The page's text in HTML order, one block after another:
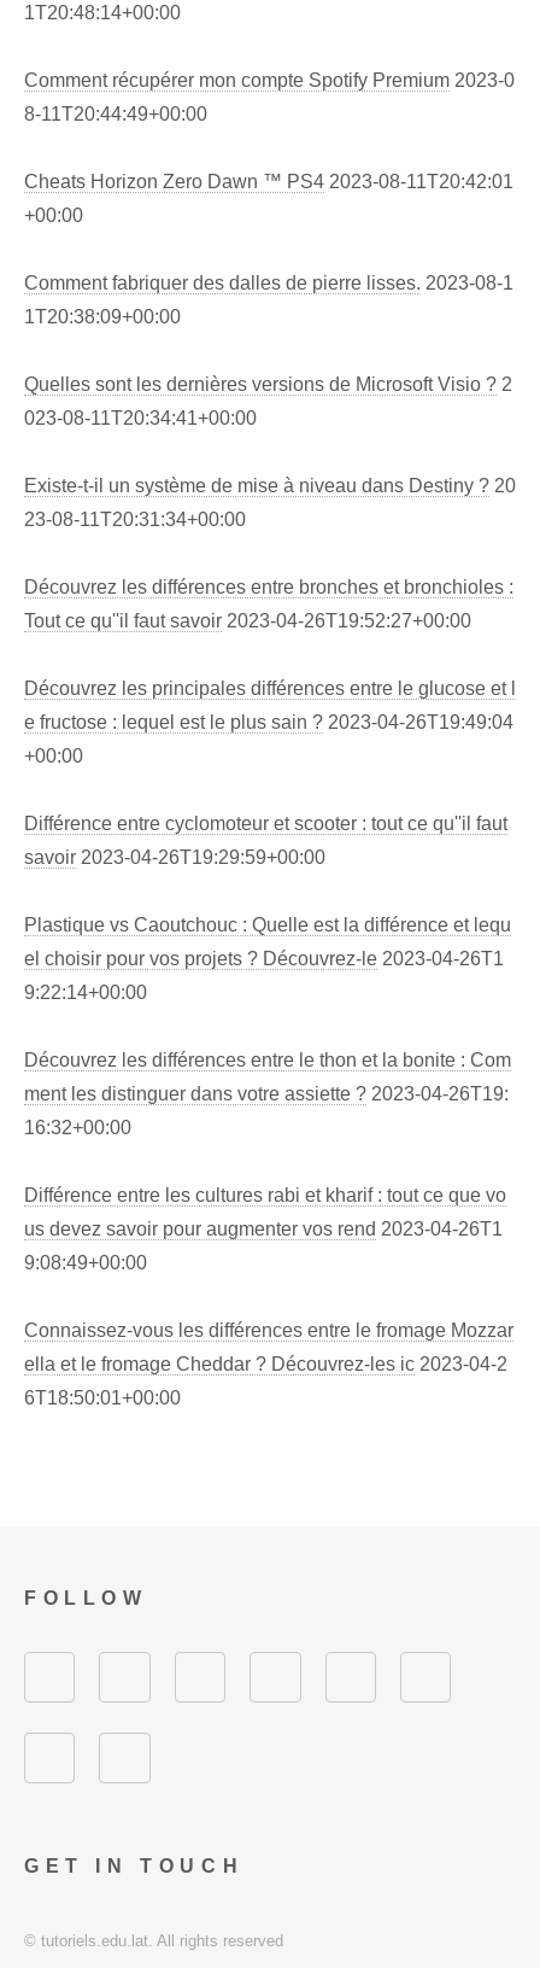
1T20:48:14+00:00
Comment récupérer mon compte Spotify Premium 2023-0
8-11T20:44:49+00:00
Cheats Horizon Zero Dawn ™ PS4 2023-08-11T20:42:01
+00:00
Comment fabriquer des dalles de pierre lisses. 2023-08-1
1T20:38:09+00:00
Quelles sont les dernières versions de Microsoft Visio ? 2
023-08-11T20:34:41+00:00
Existe-t-il un système de mise à niveau dans Destiny ? 20
23-08-11T20:31:34+00:00
Découvrez les différences entre bronches et bronchioles :
Tout ce qu''il faut savoir 2023-04-26T19:52:27+00:00
Découvrez les principales différences entre le glucose et l
e fructose : lequel est le plus sain ? 2023-04-26T19:49:04
+00:00
Différence entre cyclomoteur et scooter : tout ce qu''il faut
savoir 2023-04-26T19:29:59+00:00
Plastique vs Caoutchouc : Quelle est la différence et lequ
el choisir pour vos projets ? Découvrez-le 2023-04-26T1
9:22:14+00:00
Découvrez les différences entre le thon et la bonite : Com
ment les distinguer dans votre assiette ? 2023-04-26T19:
16:32+00:00
Différence entre les cultures rabi et kharif : tout ce que vo
us devez savoir pour augmenter vos rend 2023-04-26T1
9:08:49+00:00
Connaissez-vous les différences entre le fromage Mozzar
ella et le fromage Cheddar ? Découvrez-les ic 2023-04-2
6T18:50:01+00:00
GET IN TOUCH
FOLLOW
© tutoriels.edu.lat. All rights reserved